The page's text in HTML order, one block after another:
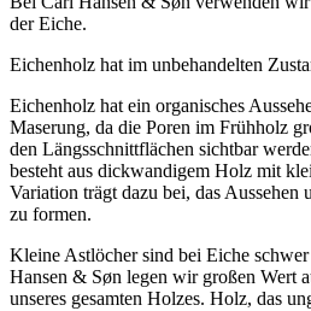
der Eiche.
Eichenholz hat im unbehandelten
Eichenholz hat ein organisches
Maserung, da die Poren im Frühholz
den Längsschnittflächen sichtbar
besteht aus dickwandigem Holz mit
Variation trägt dazu bei, das Aussehen
zu formen.
Kleine Astlöcher sind bei Eiche
Hansen & Søn legen wir großen Wert
unseres gesamten Holzes. Holz, das